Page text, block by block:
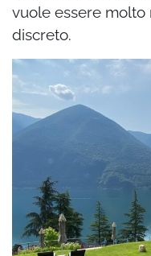
vuole essere molto
discreto.